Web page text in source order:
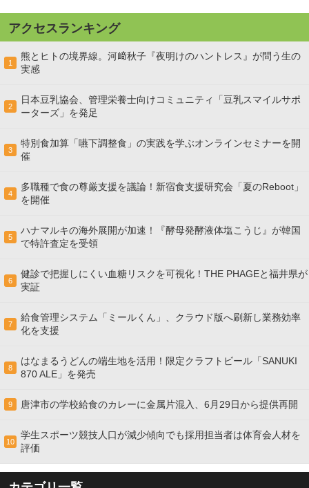
アクセスランキング
1
熊とヒトの境界線。河﨑秋子『夜明けのハントレス』が問う生の
実感
2
日本豆乳協会、管理栄養士向けコミュニティ「豆乳スマイルサポ
ーターズ」を発足
3
特別食加算「嚥下調整食」の実践を学ぶオンラインセミナーを開
催
4
多職種で食の尊厳支援を議論！新宿食支援研究会「夏のReboot」
を開催
5
ハナマルキの海外展開が加速！『酵母発酵液体塩こうじ』が韓国
で特許査定を受領
6
健診で把握しにくい血糖リスクを可視化！THE PHAGEと福井県が
実証
7
給食管理システム「ミールくん」、クラウド版へ刷新し業務効率
化を支援
8
はなまるうどんの端生地を活用！限定クラフトビール「SANUKI
870 ALE」を発売
9 唐津市の学校給食のカレーに金属片混入、6月29日から提供再開
10
学生スポーツ競技人口が減少傾向でも採用担当者は体育会人材を
評価